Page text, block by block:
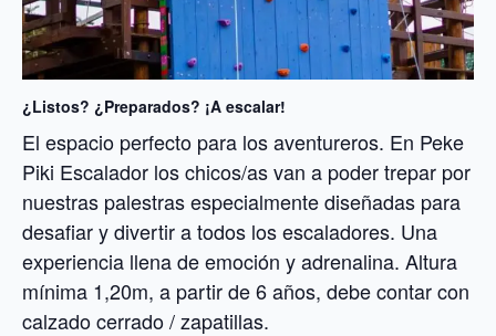
¿Listos? ¿Preparados? ¡A escalar!
El espacio perfecto para los aventureros. En Peke
Piki Escalador los chicos/as van a poder trepar por
nuestras palestras especialmente diseñadas para
desafiar y divertir a todos los escaladores. Una
experiencia llena de emoción y adrenalina. Altura
mínima 1,20m, a partir de 6 años, debe contar con
calzado cerrado / zapatillas.